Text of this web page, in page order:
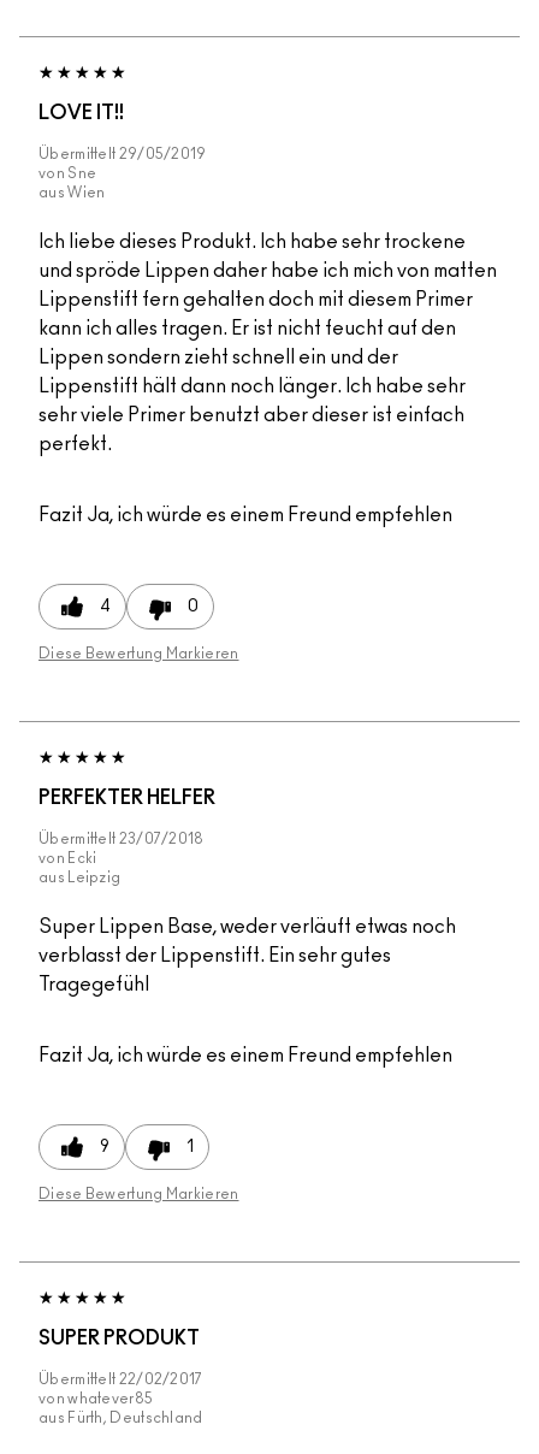
LOVE IT!!
Übermittelt 29/05/2019
von Sne
aus Wien
Ich liebe dieses Produkt. Ich habe sehr trockene
und spröde Lippen daher habe ich mich von matten
Lippenstift fern gehalten doch mit diesem Primer
kann ich alles tragen. Er ist nicht feucht auf den
Lippen sondern zieht schnell ein und der
Lippenstift hält dann noch länger. Ich habe sehr
sehr viele Primer benutzt aber dieser ist einfach
perfekt.
Fazit Ja, ich würde es einem Freund empfehlen
4 0
Diese Bewertung Markieren
PERFEKTER HELFER
Übermittelt 23/07/2018
von Ecki
aus
Leipzig
Super Lippen Base, weder verläuft etwas noch
verblasst der Lippenstift. Ein sehr gutes
Tragegefühl
Fazit Ja, ich würde es einem Freund empfehlen
9 1
Diese Bewertung Markieren
SUPER PRODUKT
Übermittelt 22/02/2017
von whatever85
aus Fürth, Deutschland